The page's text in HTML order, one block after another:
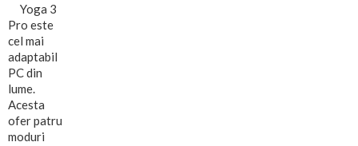
Yoga 3
Pro este
cel mai
adaptabil
PC din
lume.
Acesta
ofer patru
moduri